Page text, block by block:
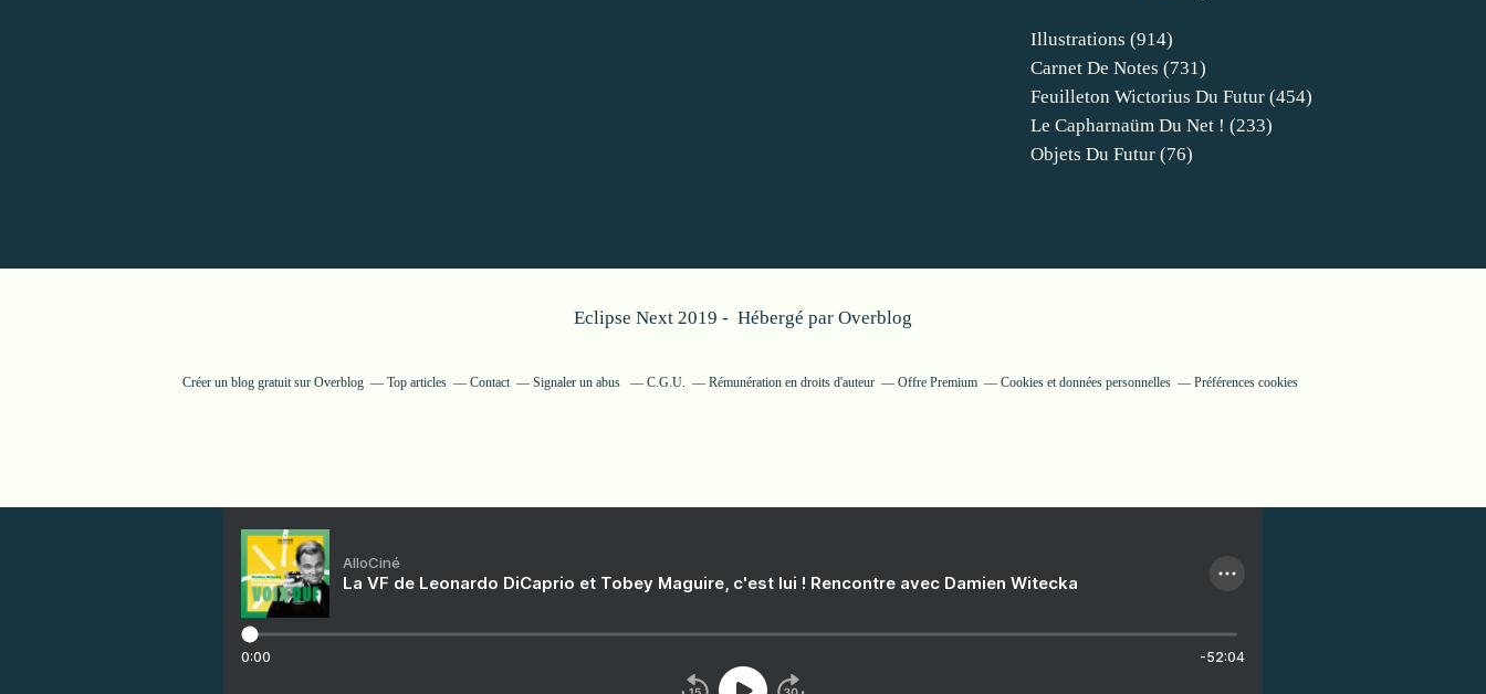
Illustrations (914)
Carnet De Notes (731)
Feuilleton Wictorius Du Futur (454)
Le Capharnaüm Du Net ! (233)
Objets Du Futur (76)
Eclipse Next 2019 - Hébergé par Overblog
Créer un blog gratuit sur Overblog Top articles Contact Signaler un abus C.G.U. Rémunération en droits d'auteur Offre Premium Cookies et données personnelles Préférences cookies
AlloCiné
La VF de Leonardo DiCaprio et Tobey Maguire, c'est lui ! Rencontre avec Damien Witecka
0:00 -52:04